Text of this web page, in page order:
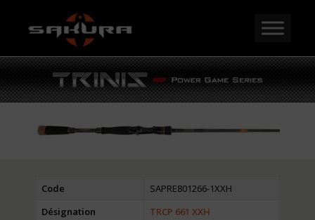
Code
SAPRE801266-1XXH
Désignation
TRCP 661 XXH